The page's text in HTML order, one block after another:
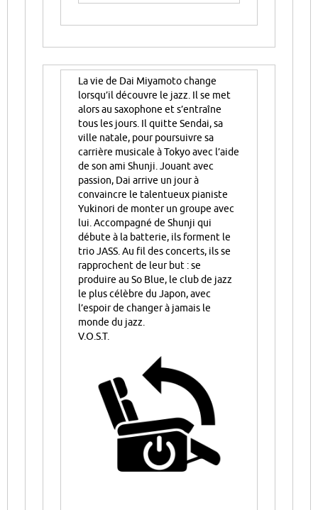
La vie de Dai Miyamoto change
lorsqu’il découvre le jazz. Il se met
alors au saxophone et s’entraîne
tous les jours. Il quitte Sendai, sa
ville natale, pour poursuivre sa
carrière musicale à Tokyo avec l’aide
de son ami Shunji. Jouant avec
passion, Dai arrive un jour à
convaincre le talentueux pianiste
Yukinori de monter un groupe avec
lui. Accompagné de Shunji qui
débute à la batterie, ils forment le
trio JASS. Au fil des concerts, ils se
rapprochent de leur but : se
produire au So Blue, le club de jazz
le plus célèbre du Japon, avec
l’espoir de changer à jamais le
monde du jazz.
V.O.S.T.